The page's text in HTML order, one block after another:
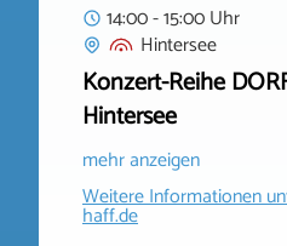
14:00 - 15:00 Uhr
Hintersee
Konzert-Reihe
Hintersee
mehr anzeigen
Weitere Informationen
haff.de